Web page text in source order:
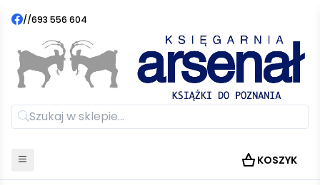
//693 556 604
KOSZYK